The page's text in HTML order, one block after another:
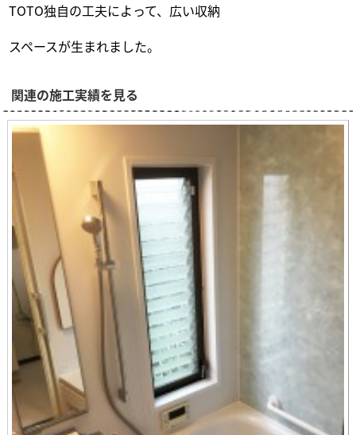
TOTO独自の工夫によって、広い収納
スペースが生まれました。
関連の施工実績を見る